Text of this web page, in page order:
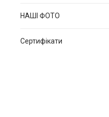
НАШІ ФОТО
Сертифікати